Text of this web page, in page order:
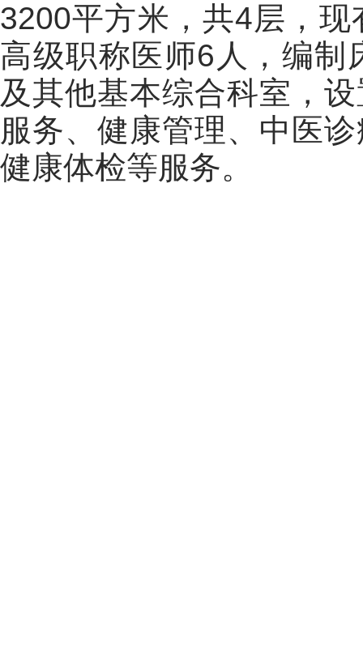
3200平方米，共4层，
高级职称医师6人，编制
及其他基本综合科室，
服务、健康管理、中医
健康体检等服务。